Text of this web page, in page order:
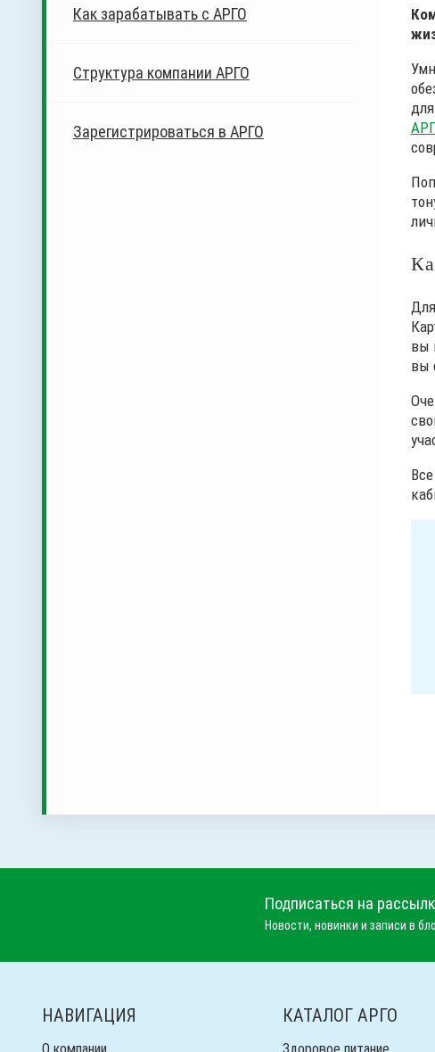
вы
вы
Как зарабатывать c АРГО
Структура компании АРГО
Зарегистрироваться в АРГО
Подписаться на
Новости, новинки и записи в
НАВИГАЦИЯ КАТАЛОГ АРГО